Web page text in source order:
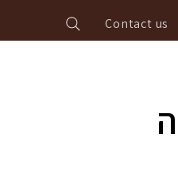
Contact us